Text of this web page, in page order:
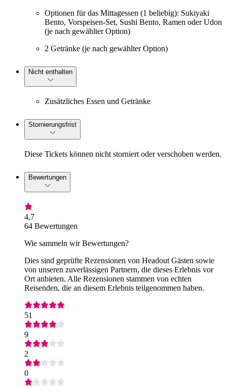
Optionen für das Mittagessen (1 beliebig): Sukiyaki
Bento, Vorspeisen-Set, Sushi Bento, Ramen oder Udon
(je nach gewählter Option)
2 Getränke (je nach gewählter Option)
Nicht enthalten
Zusätzliches Essen und Getränke
Stornierungsfrist
Diese Tickets können nicht storniert oder verschoben werden.
Bewertungen
4,7
64 Bewertungen
Wie sammeln wir Bewertungen?
Dies sind geprüfte Rezensionen von Headout Gästen sowie
von unseren zuverlässigen Partnern, die dieses Erlebnis vor
Ort anbieten. Alle Rezensionen stammen von echten
Reisenden, die an diesem Erlebnis teilgenommen haben.
51
9
2
0